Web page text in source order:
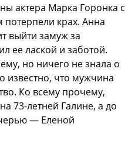
актера Марка Горонка с
крах. Анна
выйти замуж за
ее лаской и заботой.
но ничего не знала о
известно, что мужчина
Ко всему прочему,
73-летней Галине, а до
— Еленой